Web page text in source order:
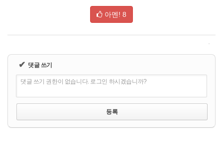
아멘! 8
✔ 댓글 쓰기
댓글 쓰기 권한이 없습니다. 로그인 하시겠습니까?